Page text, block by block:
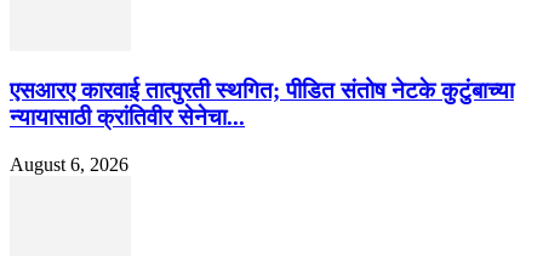
एसआरए कारवाई तात्पुरती स्थगित; पीडित संतोष नेटके कुटुंबाच्या
न्यायासाठी क्रांतिवीर सेनेचा...
August 6, 2026